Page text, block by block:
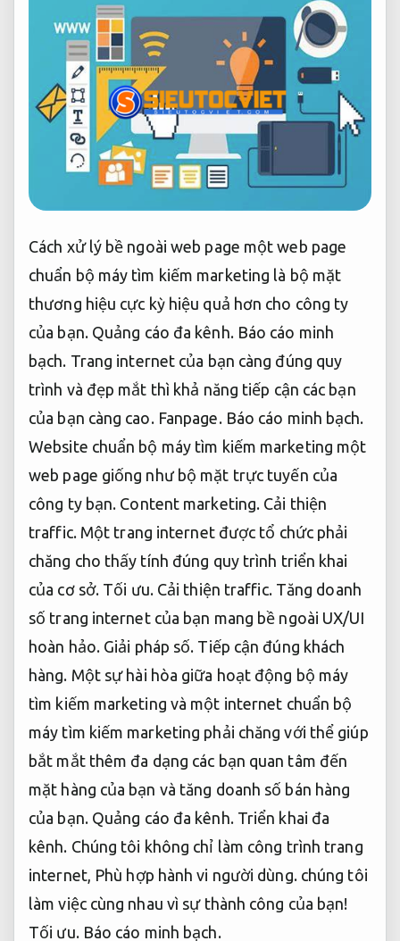
Cách xử lý bề ngoài web page một web page
chuẩn bộ máy tìm kiếm marketing là bộ mặt
thương hiệu cực kỳ hiệu quả hơn cho công ty
của bạn. Quảng cáo đa kênh. Báo cáo minh
bạch. Trang internet của bạn càng đúng quy
trình và đẹp mắt thì khả năng tiếp cận các bạn
của bạn càng cao. Fanpage. Báo cáo minh bạch.
Website chuẩn bộ máy tìm kiếm marketing một
web page giống như bộ mặt trực tuyến của
công ty bạn. Content marketing. Cải thiện
traffic. Một trang internet được tổ chức phải
chăng cho thấy tính đúng quy trình triển khai
của cơ sở. Tối ưu. Cải thiện traffic. Tăng doanh
số trang internet của bạn mang bề ngoài UX/UI
hoàn hảo. Giải pháp số. Tiếp cận đúng khách
hàng. Một sự hài hòa giữa hoạt động bộ máy
tìm kiếm marketing và một internet chuẩn bộ
máy tìm kiếm marketing phải chăng với thể giúp
bắt mắt thêm đa dạng các bạn quan tâm đến
mặt hàng của bạn và tăng doanh số bán hàng
của bạn. Quảng cáo đa kênh. Triển khai đa
kênh. Chúng tôi không chỉ làm công trình trang
internet, Phù hợp hành vi người dùng. chúng tôi
làm việc cùng nhau vì sự thành công của bạn!
Tối ưu. Báo cáo minh bạch.